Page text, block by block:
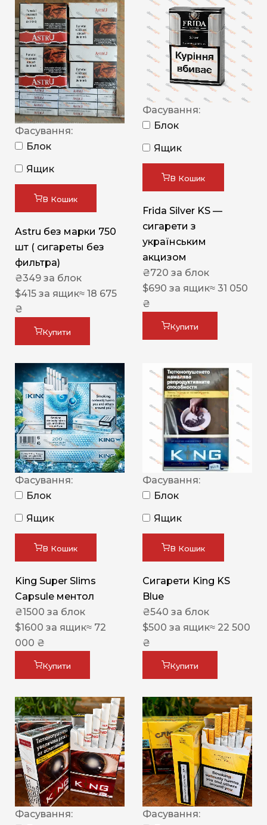
Фасування:
Блок
Ящик
В Кошик
Astru без марки 750
шт ( сигареты без
фильтра)
₴349 за блок
$415 за ящик≈ 18 675
₴
Купити
Фасування:
Блок
Ящик
В Кошик
Frida Silver KS —
сигарети з
українським
акцизом
₴720 за блок
$690 за ящик≈ 31 050
₴
Купити
Фасування:
Блок
Ящик
В Кошик
King Super Slims
Capsule ментол
₴1500 за блок
$1600 за ящик≈ 72
000 ₴
Купити
Фасування:
Блок
Ящик
В Кошик
Сигарети King KS
Blue
₴540 за блок
$500 за ящик≈ 22 500
₴
Купити
Фасування:
Фасування: